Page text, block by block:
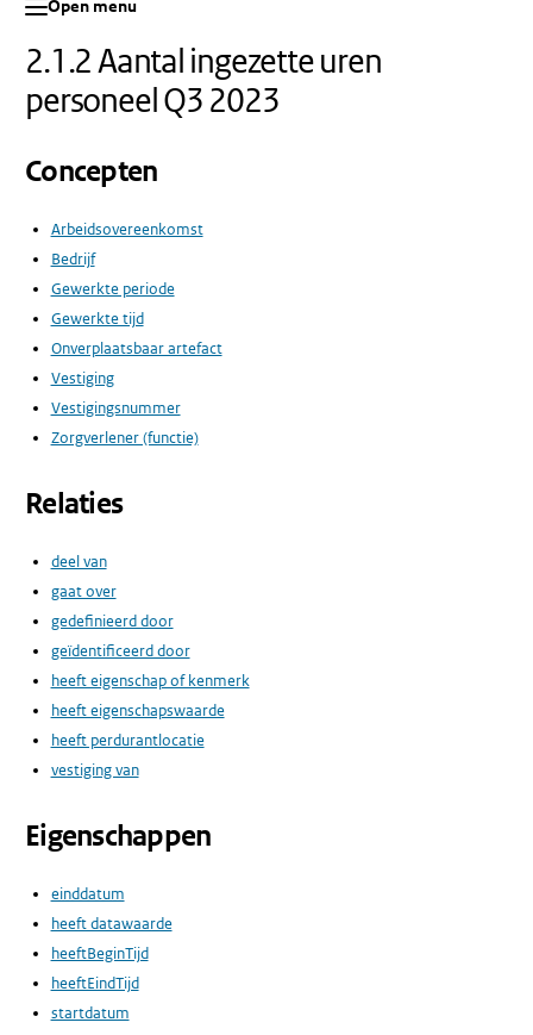
Open menu
2.1.2 Aantal ingezette uren
personeel Q3 2023
Concepten
Arbeidsovereenkomst
Bedrijf
Gewerkte periode
Gewerkte tijd
Onverplaatsbaar artefact
Vestiging
Vestigingsnummer
Zorgverlener (functie)
Relaties
deel van
gaat over
gedefinieerd door
geïdentificeerd door
heeft eigenschap of kenmerk
heeft eigenschapswaarde
heeft perdurantlocatie
vestiging van
Eigenschappen
einddatum
heeft datawaarde
heeftBeginTijd
heeftEindTijd
startdatum